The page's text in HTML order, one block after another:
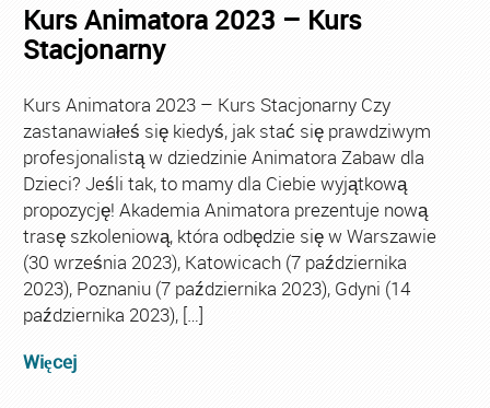
Kurs Animatora 2023 – Kurs
Stacjonarny
Kurs Animatora 2023 – Kurs Stacjonarny Czy
zastanawiałeś się kiedyś, jak stać się prawdziwym
profesjonalistą w dziedzinie Animatora Zabaw dla
Dzieci? Jeśli tak, to mamy dla Ciebie wyjątkową
propozycję! Akademia Animatora prezentuje nową
trasę szkoleniową, która odbędzie się w Warszawie
(30 września 2023), Katowicach (7 października
2023), Poznaniu (7 października 2023), Gdyni (14
października 2023), […]
Więcej